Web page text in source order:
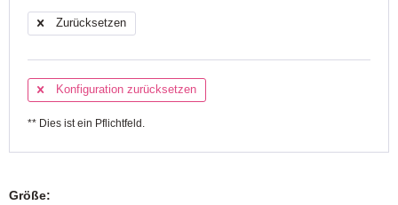
Zurücksetzen
Konfiguration zurücksetzen
** Dies ist ein Pflichtfeld.
Größe: